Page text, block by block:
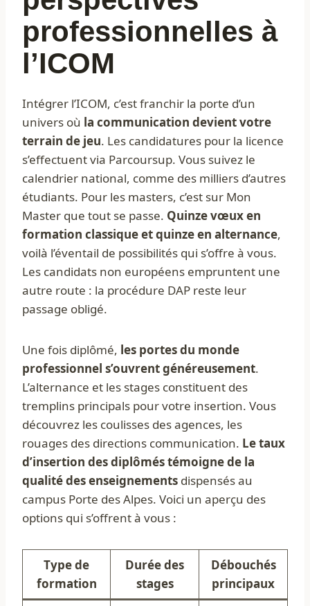
professionnelles à
l’ICOM
Intégrer l’ICOM, c’est franchir la porte d’un
univers où la communication devient votre
terrain de jeu. Les candidatures pour la licence
s’effectuent via Parcoursup. Vous suivez le
calendrier national, comme des milliers d’autres
étudiants. Pour les masters, c’est sur Mon
Master que tout se passe. Quinze vœux en
formation classique et quinze en alternance,
voilà l’éventail de possibilités qui s’offre à vous.
Les candidats non européens empruntent une
autre route : la procédure DAP reste leur
passage obligé.
Une fois diplômé, les portes du monde
professionnel s’ouvrent généreusement.
L’alternance et les stages constituent des
tremplins principals pour votre insertion. Vous
découvrez les coulisses des agences, les
rouages des directions communication. Le taux
d’insertion des diplômés témoigne de la
qualité des enseignements dispensés au
campus Porte des Alpes. Voici un aperçu des
options qui s’offrent à vous :
Type de
formation
Durée des
stages
Débouchés
principaux